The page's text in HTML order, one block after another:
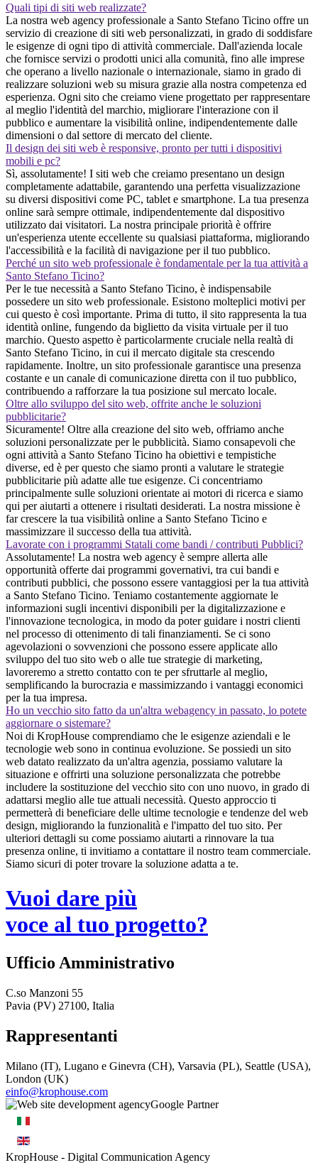
Quali tipi di siti web realizzate?
La nostra web agency professionale a Santo Stefano Ticino offre un
servizio di creazione di siti web personalizzati, in grado di soddisfare
le esigenze di ogni tipo di attività commerciale. Dall'azienda locale
che fornisce servizi o prodotti unici alla comunità, fino alle imprese
che operano a livello nazionale o internazionale, siamo in grado di
realizzare soluzioni web su misura grazie alla nostra competenza ed
esperienza. Ogni sito che creiamo viene progettato per rappresentare
al meglio l'identità del marchio, migliorare l'interazione con il
pubblico e aumentare la visibilità online, indipendentemente dalle
dimensioni o dal settore di mercato del cliente.
Il design dei siti web è responsive, pronto per tutti i dispositivi
mobili e pc?
Sì, assolutamente! I siti web che creiamo presentano un design
completamente adattabile, garantendo una perfetta visualizzazione
su diversi dispositivi come PC, tablet e smartphone. La tua presenza
online sarà sempre ottimale, indipendentemente dal dispositivo
utilizzato dai visitatori. La nostra principale priorità è offrire
un'esperienza utente eccellente su qualsiasi piattaforma, migliorando
l'accessibilità e la facilità di navigazione per il tuo pubblico.
Perché un sito web professionale è fondamentale per la tua attività a
Santo Stefano Ticino?
Per le tue necessità a Santo Stefano Ticino, è indispensabile
possedere un sito web professionale. Esistono molteplici motivi per
cui questo è così importante. Prima di tutto, il sito rappresenta la tua
identità online, fungendo da biglietto da visita virtuale per il tuo
marchio. Questo aspetto è particolarmente cruciale nella realtà di
Santo Stefano Ticino, in cui il mercato digitale sta crescendo
rapidamente. Inoltre, un sito professionale garantisce una presenza
costante e un canale di comunicazione diretta con il tuo pubblico,
contribuendo a rafforzare la tua posizione sul mercato locale.
Oltre allo sviluppo del sito web, offrite anche le soluzioni
pubblicitarie?
Sicuramente! Oltre alla creazione del sito web, offriamo anche
soluzioni personalizzate per le pubblicità. Siamo consapevoli che
ogni attività a Santo Stefano Ticino ha obiettivi e tempistiche
diverse, ed è per questo che siamo pronti a valutare le strategie
pubblicitarie più adatte alle tue esigenze. Ci concentriamo
principalmente sulle soluzioni orientate ai motori di ricerca e siamo
qui per aiutarti a ottenere i risultati desiderati. La nostra missione è
far crescere la tua visibilità online a Santo Stefano Ticino e
massimizzare il successo della tua attività.
Lavorate con i programmi Statali come bandi / contributi Pubblici?
Assolutamente! La nostra web agency è sempre allerta alle
opportunità offerte dai programmi governativi, tra cui bandi e
contributi pubblici, che possono essere vantaggiosi per la tua attività
a Santo Stefano Ticino. Teniamo costantemente aggiornate le
informazioni sugli incentivi disponibili per la digitalizzazione e
l'innovazione tecnologica, in modo da poter guidare i nostri clienti
nel processo di ottenimento di tali finanziamenti. Se ci sono
agevolazioni o sovvenzioni che possono essere applicate allo
sviluppo del tuo sito web o alle tue strategie di marketing,
lavoreremo a stretto contatto con te per sfruttarle al meglio,
semplificando la burocrazia e massimizzando i vantaggi economici
per la tua impresa.
Ho un vecchio sito fatto da un'altra webagency in passato, lo potete
aggiornare o sistemare?
Noi di KropHouse comprendiamo che le esigenze aziendali e le
tecnologie web sono in continua evoluzione. Se possiedi un sito
web datato realizzato da un'altra agenzia, possiamo valutare la
situazione e offrirti una soluzione personalizzata che potrebbe
includere la sostituzione del vecchio sito con uno nuovo, in grado di
adattarsi meglio alle tue attuali necessità. Questo approccio ti
permetterà di beneficiare delle ultime tecnologie e tendenze del web
design, migliorando la funzionalità e l'impatto del tuo sito. Per
ulteriori dettagli su come possiamo aiutarti a rinnovare la tua
presenza online, ti invitiamo a contattare il nostro team commerciale.
Siamo sicuri di poter trovare la soluzione adatta a te.
Vuoi dare più
voce al tuo progetto?
Ufficio Amministrativo
C.so Manzoni 55
Pavia (PV) 27100, Italia
Rappresentanti
Milano (IT), Lugano e Ginevra (CH), Varsavia (PL), Seattle (USA),
London (UK)
einfo@krophouse.com
KropHouse - Digital Communication Agency